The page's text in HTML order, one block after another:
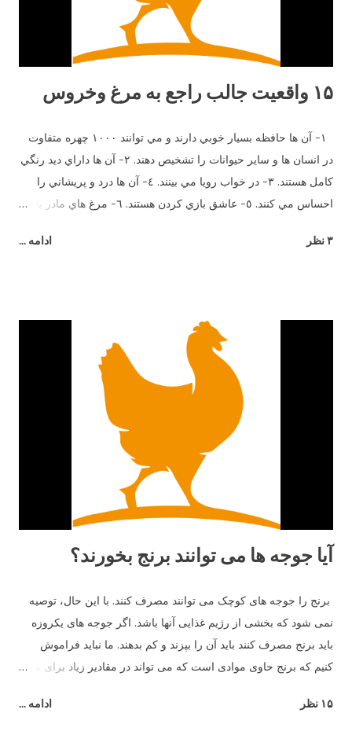
۱۵ واقعیت جالب راجع به مرغ وخروس
١- آن ها حافظه بسيار خوبي دارند و مي توانند ١٠٠٠ چهره متفاوت
در انسان ها و ساير حيوانات را تشخيص دهند. ٢- آن ها داراي ديد رنگي
كامل هستند. ٣- در خواب رويا مي بينند. ٤- آن ها درد و پريشاني را
احساس مي كنند. ٥- عاشق بازي كردن هستند. ٦- مرغ هاي مادر با
بيش از ٣٠ صداي مختلف دارند. هر صداي معني ويژه اي و زبان
وقتي مضطرب مي شوند پَر هايشان مي ريزد. ١٢- نوك آن ها در
صورت جراحت خونريزي مي كند. ١٣- خروس براي جلب توجه مرغ
ميرقصد. ١٤- مرغ هاي مادر معلمان خوبي هستند. آن ها مي توانند به
جوجه هاي خود بياموزند چه چيزهايي براي خوردن خوب و يا بد است و
از بعضي دانه هايي كه رنگ هايشان را مي شناسند و براي آن ها بد
است دوري كنند. ١٥- بهترين دوست آن ها حمام خاك است. آن ها
۳ نظر ادامه ...
آیا جوجه ها می توانند برنج بخورند؟
برنج را جوجه های کوچک می توانند مصرف کنند. با این حال، توصیه
نمی شود که بخشی از رژیم غذایی آنها باشد. اگر جوجه های یکروزه
باید برنج مصرف کنند باید آن را بپزند و کم بدهند. ما نباید فراموش
کنیم که برنج حاوی موادی است که می تواند در مقادیر زیاد برای مرغ
۱۵ نظر ادامه ...